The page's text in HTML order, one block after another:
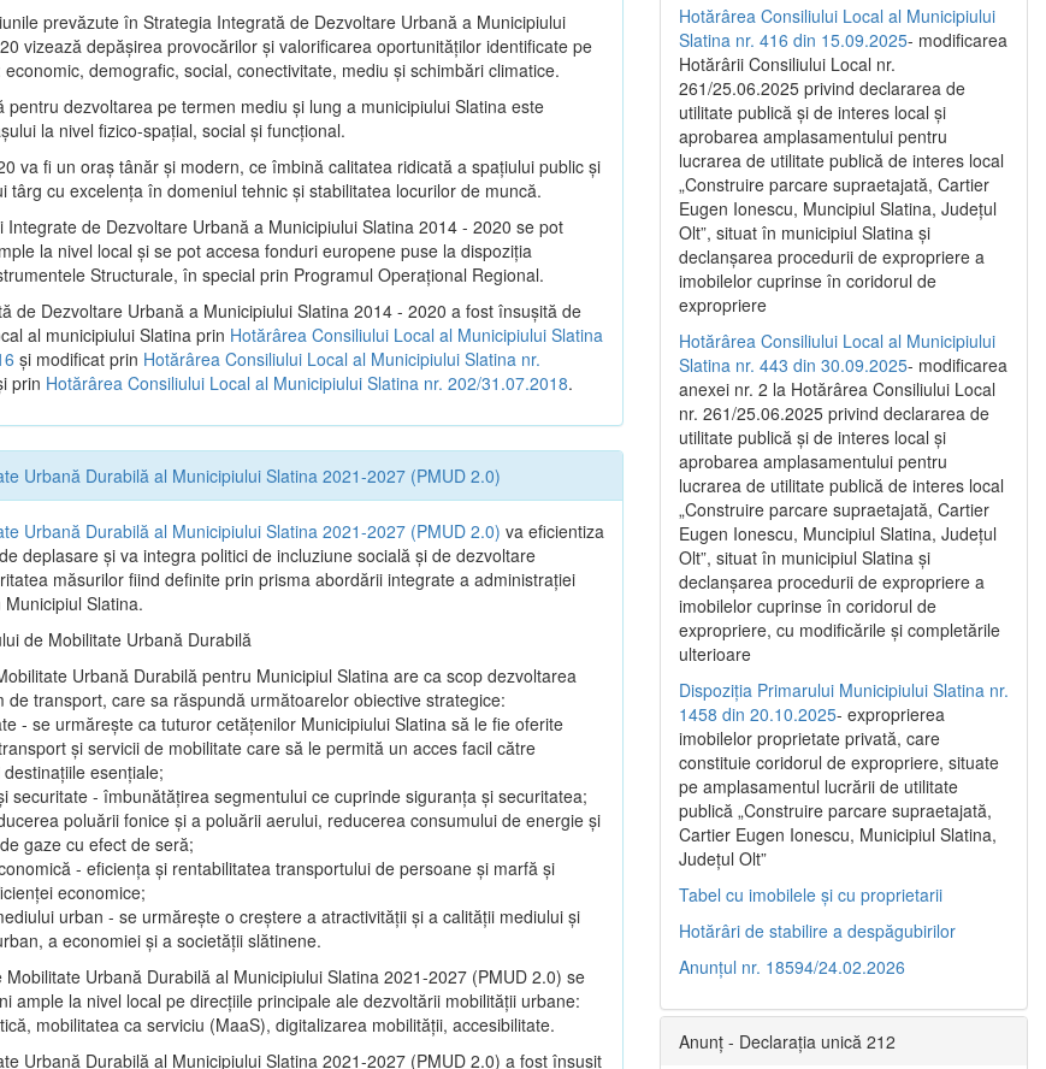
prevăzute în Strategia Integrată de Dezvoltare Urbană a Municipiului
vizează depășirea provocărilor şi valorificarea oportunităţilor identificate pe
demografic, social, conectivitate, mediu şi schimbări climatice.
pentru dezvoltarea pe termen mediu şi lung a municipiului Slatina este
la nivel fizico-spaţial, social şi funcţional.
va fi un oraş tânăr şi modern, ce îmbină calitatea ridicată a spaţiului public şi
târg cu excelenţa în domeniul tehnic şi stabilitatea locurilor de muncă.
Integrate de Dezvoltare Urbană a Municipiului Slatina 2014 - 2020 se pot
la nivel local şi se pot accesa fonduri europene puse la dispoziţia
Structurale, în special prin Programul Operațional Regional.
de Dezvoltare Urbană a Municipiului Slatina 2014 - 2020 a fost însuşită de
al municipiului Slatina prin Hotărârea Consiliului Local al Municipiului Slatina
și modificat prin Hotărârea Consiliului Local al Municipiului Slatina nr.
prin Hotărârea Consiliului Local al Municipiului Slatina nr. 202/31.07.2018.
Urbană Durabilă al Municipiului Slatina 2021-2027 (PMUD 2.0)
Urbană Durabilă al Municipiului Slatina 2021-2027 (PMUD 2.0) va eficientiza
deplasare și va integra politici de incluziune socială și de dezvoltare
măsurilor fiind definite prin prisma abordării integrate a administrației
Slatina.
de Mobilitate Urbană Durabilă
Urbană Durabilă pentru Municipiul Slatina are ca scop dezvoltarea
de transport, care sa răspundă următoarelor obiective strategice:
- se urmărește ca tuturor cetățenilor Municipiului Slatina să le fie oferite
și servicii de mobilitate care să le permită un acces facil către
esențiale;
securitate - îmbunătățirea segmentului ce cuprinde siguranța și securitatea;
poluării fonice și a poluării aerului, reducerea consumului de energie și
gaze cu efect de seră;
- eficiența și rentabilitatea transportului de persoane și marfă și
economice;
urban - se urmărește o creștere a atractivității și a calității mediului și
a economiei și a societății slătinene.
Mobilitate Urbană Durabilă al Municipiului Slatina 2021-2027 (PMUD 2.0) se
ample la nivel local pe direcțiile principale ale dezvoltării mobilității urbane:
mobilitatea ca serviciu (MaaS), digitalizarea mobilității, accesibilitate.
Urbană Durabilă al Municipiului Slatina 2021-2027 (PMUD 2.0) a fost însușit
Hotărârea Consiliului Local al Municipiului
Slatina nr. 416 din 15.09.2025- modificarea
Hotărârii Consiliului Local nr.
261/25.06.2025 privind declararea de
utilitate publică și de interes local și
aprobarea amplasamentului pentru
lucrarea de utilitate publică de interes local
„Construire parcare supraetajată, Cartier
Eugen Ionescu, Muncipiul Slatina, Județul
Olt”, situat în municipiul Slatina și
declanșarea procedurii de expropriere a
imobilelor cuprinse în coridorul de
expropriere
Hotărârea Consiliului Local al Municipiului
Slatina nr. 443 din 30.09.2025- modificarea
anexei nr. 2 la Hotărârea Consiliului Local
nr. 261/25.06.2025 privind declararea de
utilitate publică şi de interes local şi
aprobarea amplasamentului pentru
lucrarea de utilitate publică de interes local
„Construire parcare supraetajată, Cartier
Eugen Ionescu, Muncipiul Slatina, Judeţul
Olt”, situat în municipiul Slatina şi
declanşarea procedurii de expropriere a
imobilelor cuprinse în coridorul de
expropriere, cu modificările şi completările
ulterioare
Dispoziția Primarului Municipiului Slatina nr.
1458 din 20.10.2025- exproprierea
imobilelor proprietate privată, care
constituie coridorul de expropriere, situate
pe amplasamentul lucrării de utilitate
publică „Construire parcare supraetajată,
Cartier Eugen Ionescu, Municipiul Slatina,
Județul Olt”
Tabel cu imobilele și cu proprietarii
Hotărâri de stabilire a despăgubirilor
Anunțul nr. 18594/24.02.2026
Anunț - Declarația unică 212